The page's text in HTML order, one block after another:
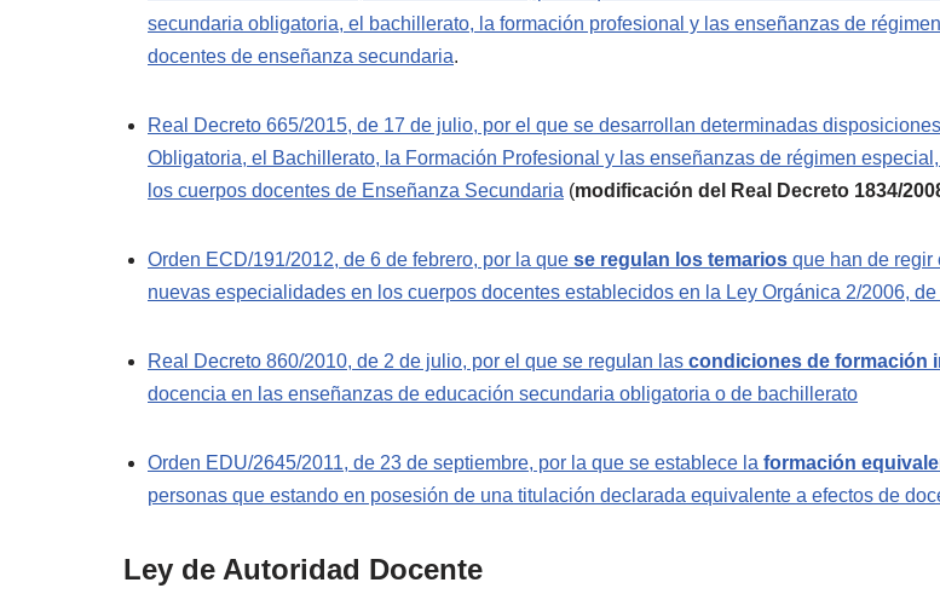
secundaria obligatoria, el bachillerato, la formación profesional y las enseñanzas de
docentes de enseñanza secundaria.
Real Decreto 665/2015, de 17 de julio, por el que se desarrollan determinadas
Obligatoria, el Bachillerato, la Formación Profesional y las enseñanzas de régimen
los cuerpos docentes de Enseñanza Secundaria (modificación del Real Decreto 1834/
Orden ECD/191/2012, de 6 de febrero, por la que se regulan los temarios que han de regir
nuevas especialidades en los cuerpos docentes establecidos en la Ley Orgánica 2/2006,
Real Decreto 860/2010, de 2 de julio, por el que se regulan las condiciones de formación
docencia en las enseñanzas de educación secundaria obligatoria o de bachillerato
Orden EDU/2645/2011, de 23 de septiembre, por la que se establece la formación
personas que estando en posesión de una titulación declarada equivalente a efectos de
Ley de Autoridad Docente